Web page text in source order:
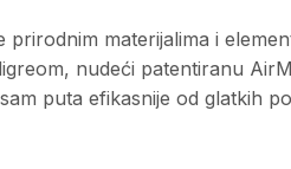
materijalima i
nudeći patentiranu
puta efikasnije od glatkih